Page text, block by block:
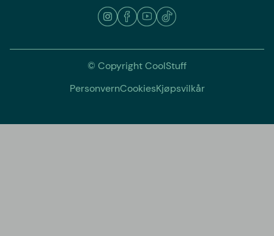
© Copyright CoolStuff
PersonvernCookiesKjøpsvilkår